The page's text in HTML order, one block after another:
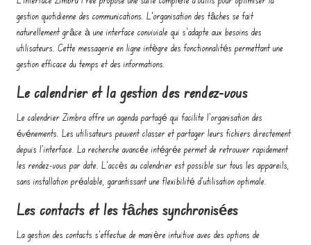
gestion quotidienne des communications. L’organisation des tâches se fait
naturellement grâce à une interface conviviale qui s’adapte aux besoins des
utilisateurs. Cette messagerie en ligne intègre des fonctionnalités permettant une
gestion efficace du temps et des informations.
Le calendrier et la gestion des rendez-vous
Le calendrier Zimbra offre un agenda partagé qui facilite l’organisation des
événements. Les utilisateurs peuvent classer et partager leurs fichiers directement
depuis l’interface. La recherche avancée intégrée permet de retrouver rapidement
les rendez-vous par date. L’accès au calendrier est possible sur tous les appareils,
sans installation préalable, garantissant une flexibilité d’utilisation optimale.
Les contacts et les tâches synchronisées
La gestion des contacts s’effectue de manière intuitive avec des options de